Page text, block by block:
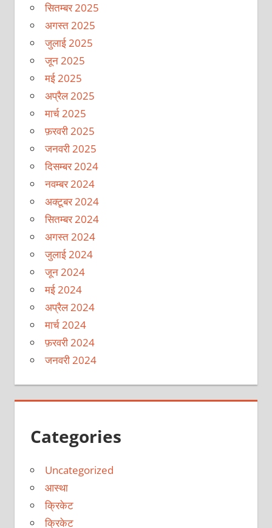
सितम्बर 2025
अगस्त 2025
जुलाई 2025
जून 2025
मई 2025
अप्रैल 2025
मार्च 2025
फ़रवरी 2025
जनवरी 2025
दिसम्बर 2024
नवम्बर 2024
अक्टूबर 2024
सितम्बर 2024
अगस्त 2024
जुलाई 2024
जून 2024
मई 2024
अप्रैल 2024
मार्च 2024
फ़रवरी 2024
जनवरी 2024
Categories
Uncategorized
आस्था
क्रिकेट
क्रिकेट